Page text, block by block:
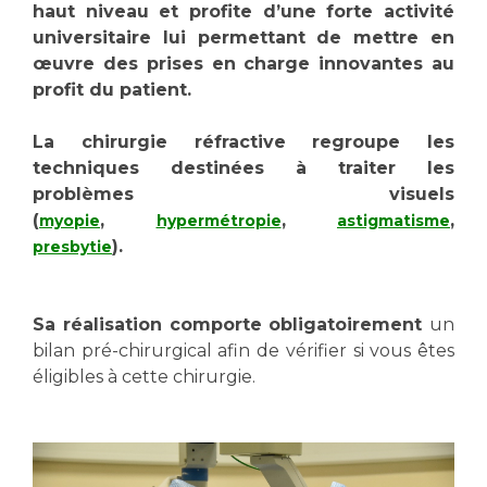
Salon des familles
Transports sanitaires
Vos droits, vos devoirs
Handicap
Handi 13
Pôle Médecine Physique et Réadaptation
Mouvement Parcours Handicap 13
Les structures de recherche
Écoles et Instituts de Formation
Plateforme des internes
Professionnels de santé
Adresser un patient
Réseaux de soins
Adresser un examen au Laboratoire de Biologie
Cancérologie
haut niveau et profite d’une forte activité
universitaire lui permettant de mettre en
œuvre des prises en charge innovantes au
profit du patient.
La chirurgie réfractive regroupe les
techniques destinées à traiter les
problèmes visuels
(myopie, hypermétropie, astigmatisme,
presbytie).
Sa réalisation comporte obligatoirement un
bilan pré-chirurgical afin de vérifier si vous êtes
éligibles à cette chirurgie.